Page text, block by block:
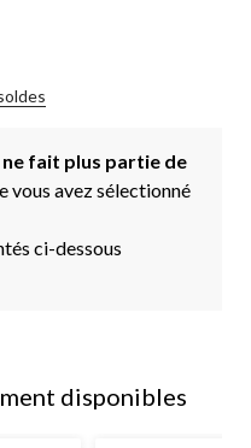
ne fait plus partie de
vous avez sélectionné
ci-dessous
disponibles